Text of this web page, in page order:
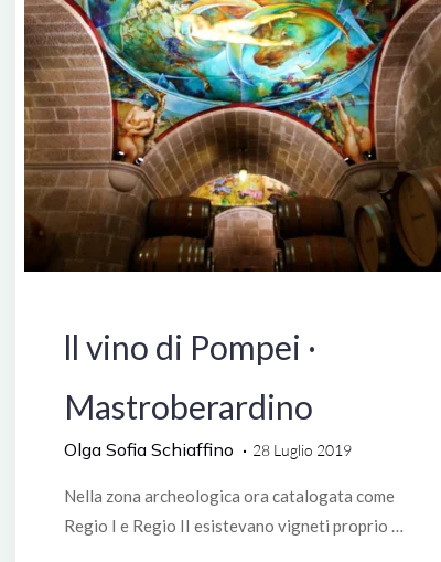
ll vino di Pompei ·
Mastroberardino
Olga Sofia Schiaffino 28 Luglio 2019
Nella zona archeologica ora catalogata come
Regio I e Regio II esistevano vigneti proprio …